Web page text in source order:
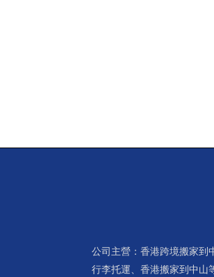
公司主營： 香港跨境搬家到
行李托運
香港搬家到中山